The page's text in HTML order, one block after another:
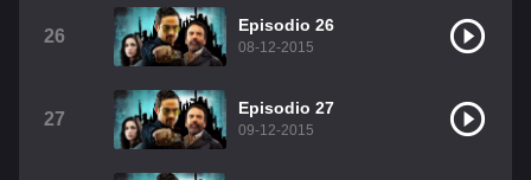
26
Episodio 26
08-12-2015
27
Episodio 27
09-12-2015